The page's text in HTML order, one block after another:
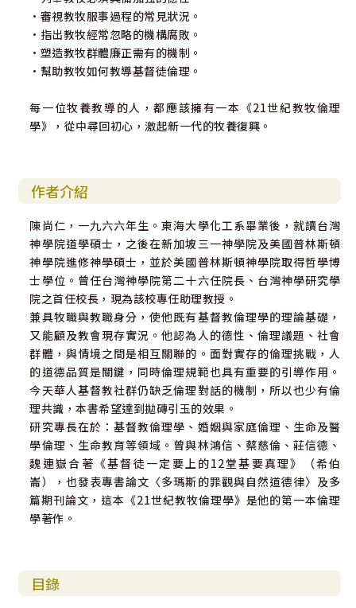
•審視教牧服事過程的常見狀況。
•指出教牧經常忽略的機構腐敗。
•塑造教牧群體廉正需有的機制。
•幫助教牧如何教導基督徒倫理。
每一位牧養教導的人，都應該擁有一本《21世紀教牧倫理
學》，從中尋回初心，激起新一代的牧養復興。
作者介紹
陳尚仁，一九六六年生。東海大學化工系畢業後，就讀台灣
神學院道學碩士，之後在新加坡三一神學院及美國普林斯頓
神學院進修神學碩士，並於美國普林斯頓神學院取得哲學博
士學位。曾任台灣神學院第二十六任院長、台灣神學研究學
院之首任校長，現為該校專任助理教授。
兼具牧職與教職身分，使他既有基督教倫理學的理論基礎，
又能顧及教會現存實況。他認為人的德性、倫理議題、社會
群體，與情境之間是相互關聯的。面對實存的倫理挑戰，人
的道德品質是關鍵，同時倫理規範也具有重要的引導作用。
今天華人基督教社群仍缺乏倫理對話的機制，所以也少有倫
理共識，本書希望達到拋磚引玉的效果。
研究專長在於：基督教倫理學、婚姻與家庭倫理、生命及醫
學倫理、生命教育等領域。曾與林鴻信、蔡慈倫、莊信德、
魏連嶽合著《基督徒一定要上的12堂基要真理》（希伯
崙），也發表專書論文〈多瑪斯的罪觀與自然道德律〉及多
篇期刊論文，這本《21世紀教牧倫理學》是他的第一本倫理
學著作。
目錄